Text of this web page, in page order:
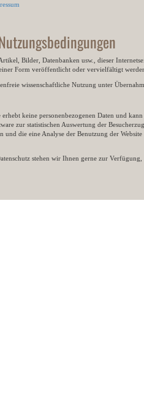
Bilder, Datenbanken usw., dieser
Form veröffentlicht oder vervielfältigt
wissenschaftliche Nutzung unter
erhebt keine personenbezogenen Daten und
zur statistischen Auswertung der
und die eine Analyse der Benutzung der
stehen wir Ihnen gerne zur